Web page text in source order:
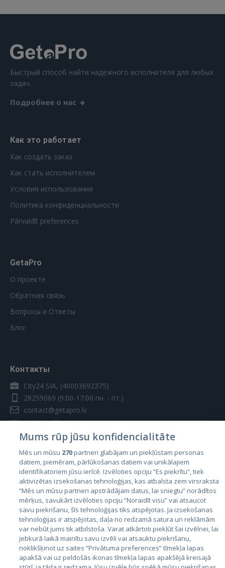
Быстрый способ найти надежного исполнителя для любых
задач.
Подробнее о нас
Как это работает
Как создать заказ
Как стать исполнителем
Условия использования
Политика конфиденциальности
Pārvaldīt preferences
GetaPro
О проекте
Обратная связь
Вопросы и Ответы
Блог
Контакты
City24 SIA, (40003692375)
28259069 (9:00-17:00 пн. - пт.)
contact@getapro.lv
Страны
Эстония
Латвия
Литва
Mums rūp jūsu konfidencialitāte
Mēs un mūsu 270partneri glabājam un piekļūstam personas
datiem, piemēram, pārlūkošanas datiem vai unikālajiem
identifikatoriem jūsu ierīcē. Izvēloties opciju “Es piekrītu”, tiek
aktivizētas izsekošanas tehnoloģijas, kas atbalsta zem virsraksta
“Mēs un mūsu partneri apstrādājam datus, lai sniegtu” norādītos
mērķus, savukārt izvēloties opciju “Noraidīt visu” vai atsaucot
savu piekrišanu, šīs tehnoloģijas tiks atspējotas. Ja izsekošanas
tehnoloģijas ir atspējotas, daļa no redzamā satura un reklāmām
var nebūt jums tik atbilstoša. Varat atkārtoti piekļūt šai izvēlnei, lai
jebkurā laikā mainītu savu izvēli vai atsauktu piekrišanu,
noklikšķinot uz saites “Privātuma preferences” tīmekļa lapas
apakšā vai uz peldošās ikonas tīmekļa lapas apakšējā kreisajā